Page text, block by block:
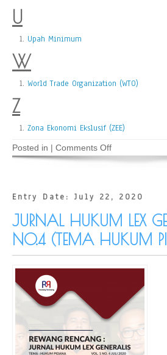
U
Upah Minimum
W
World Trade Organization (WTO)
Z
Zona Ekonomi Ekslusif (ZEE)
Posted in | Comments Offon
Glosarium
Entry Date: July 22, 2020
JURNAL HUKUM LEX
NO.4 (TEMA HUKUM